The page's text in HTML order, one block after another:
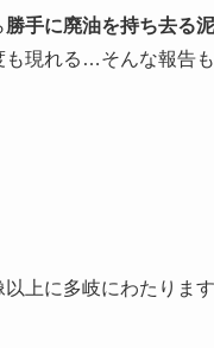
勝手に廃油を持ち去る
現れる…そんな報告も
上に多岐にわたります